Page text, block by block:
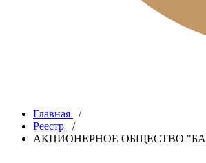
Главная
/
Реестр
/
АКЦИОНЕРНОЕ ОБЩЕСТВО